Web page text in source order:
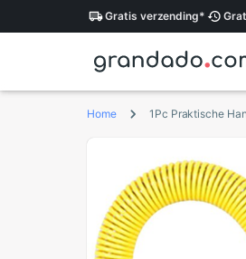
Gratis verzending*
Home